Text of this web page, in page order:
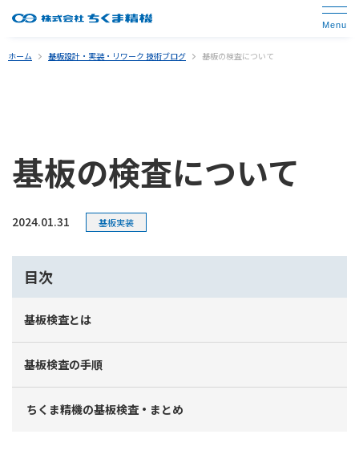
ホーム 基板設計・実装・リワーク 技術ブログ 基板の検査について
基板の検査について
2024.01.31 基板実装
目次
基板検査とは
基板検査の手順
ちくま精機の基板検査・まとめ